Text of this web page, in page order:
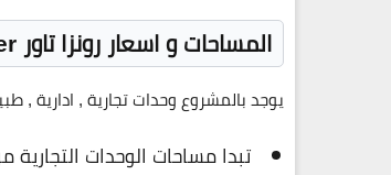
المساحات و اسعار رونزا تاور Ronza Tower
يوجد بالمشروع وحدات تجارية , ادارية ,
تبدا مساحات الوحدات التجارية من 19 متر و سعرها : 95.000 جنية للمتر ( دور